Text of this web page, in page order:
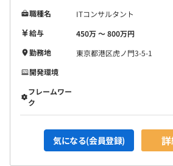
職種名
ITコンサルタント
給与
450万 〜 800万円
勤務地
東京都港区虎ノ門3-5-1
開発環境
フレームワー
ク
気になる(会員登録)